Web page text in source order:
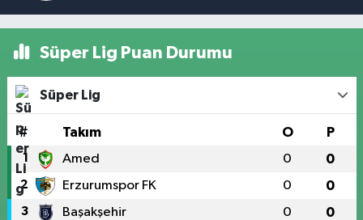
Süper Lig Puan Durumu
Süper Lig
# Takım O P
1 Amed 0 0
2 Erzurumspor FK 0 0
3 Başakşehir 0 0